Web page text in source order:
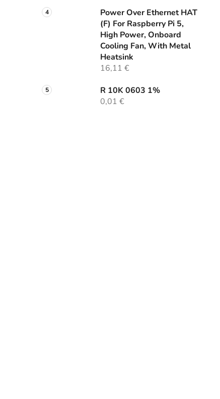
Power Over Ethernet HAT
(F) For Raspberry Pi 5,
High Power, Onboard
Cooling Fan, With Metal
Heatsink
16,11 €
R 10K 0603 1%
0,01 €